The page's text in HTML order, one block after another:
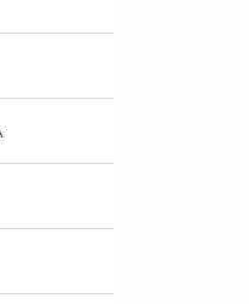
фасадов